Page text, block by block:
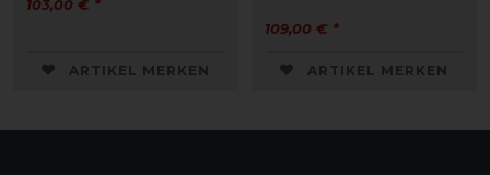
103,00 € *
ARTIKEL MERKEN
109,00 € *
ARTIKEL MERKEN